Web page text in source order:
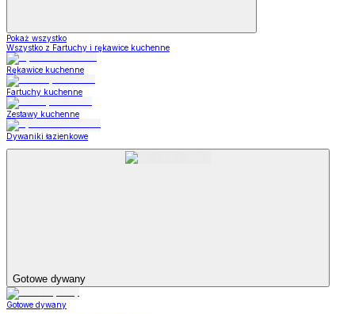
Pokaż wszystko
Wszystko z Fartuchy i rękawice kuchenne
Rękawice kuchenne
Fartuchy kuchenne
Zestawy kuchenne
Dywaniki łazienkowe
Gotowe dywany
Gotowe dywany